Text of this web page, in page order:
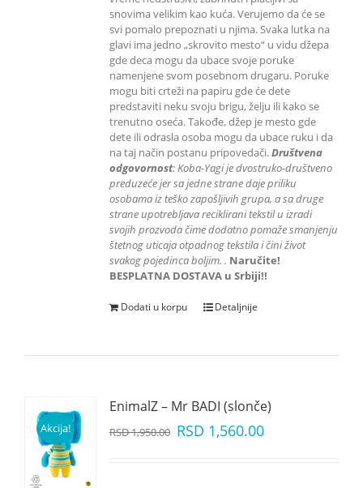
snovima velikim kao kuća. Verujemo da će se
svi pomalo prepoznati u njima. Svaka lutka na
glavi ima jedno „skrovito mesto“ u vidu džepa
gde deca mogu da ubace svoje poruke
namenjene svom posebnom drugaru. Poruke
mogu biti crteži na papiru gde će dete
predstaviti neku svoju brigu, želju ili kako se
trenutno oseća. Takođe, džep je mesto gde
dete ili odrasla osoba mogu da ubace ruku i da
na taj način postanu pripovedači.Društvena
odgovornost: Koba-Yagi je dvostruko-društveno
preduzeće jer sa jedne strane daje priliku
osobama iz teško zapošljivih grupa, a sa druge
strane upotrebljava reciklirani tekstil u izradi
svojih prozvoda čime dodatno pomaže smanjenju
štetnog uticaja otpadnog tekstila i čini život
svakog pojedinca boljim. . Naručite!
BESPLATNA DOSTAVA u Srbiji!!
Dodati u korpu Detaljnije
Akcija!
EnimalZ – Mr BADI (slonče)
RSD1,950.00 RSD 1,560.00